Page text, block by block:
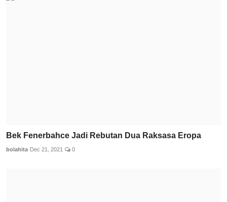
Bek Fenerbahce Jadi Rebutan Dua Raksasa Eropa
bolahita Dec 21, 2021 0